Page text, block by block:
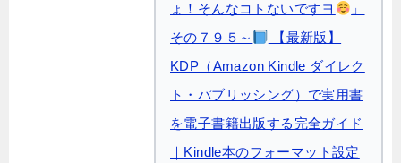
ょ！そんなコトないですヨ
」
その７９５～
【最新版】
KDP（Amazon Kindle ダイレク
ト・パブリッシング）で実用書
を電子書籍出版する完全ガイド
｜Kindle本のフォーマット設定